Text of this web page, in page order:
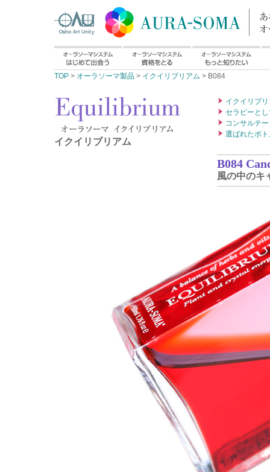
TOP > オーラソーマ製品 > イクイリブリアム > B084
イクイリブリアム
イクイリブ
セラピーと
コンサルテ
選ばれたボ
B084
風の中のキ